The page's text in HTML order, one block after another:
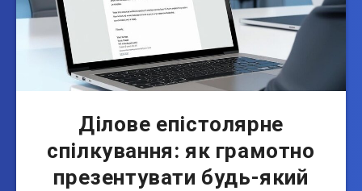
Ділове епістолярне
спілкування: як грамотно
презентувати будь-який